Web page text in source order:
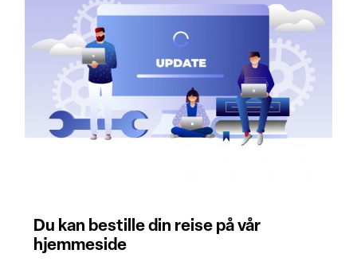
Du kan bestille din reise på vår
hjemmeside